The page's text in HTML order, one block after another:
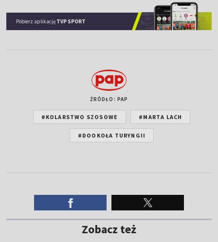
Pobierz aplikację TVP SPORT
ŹRÓDŁO: PAP
#KOLARSTWO SZOSOWE #MARTA LACH
#DOOKOŁA TURYNGII
Zobacz też